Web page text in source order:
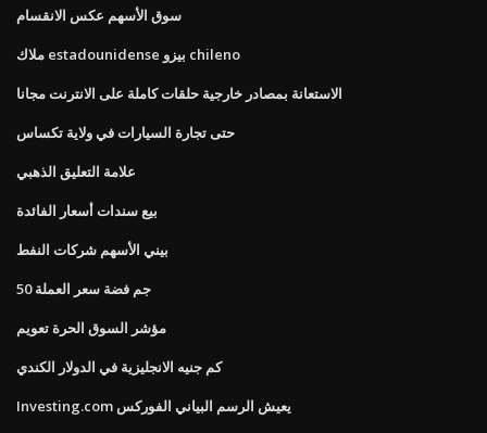
سوق الأسهم عكس الانقسام
ملاك estadounidense بيزو chileno
الاستعانة بمصادر خارجية حلقات كاملة على الانترنت مجانا
حتى تجارة السيارات في ولاية تكساس
علامة التعليق الذهبي
بيع سندات أسعار الفائدة
بيني الأسهم شركات النفط
50 جم فضة سعر العملة
مؤشر السوق الحرة تعويم
كم جنيه الانجليزية في الدولار الكندي
Investing.com يعيش الرسم البياني الفوركس